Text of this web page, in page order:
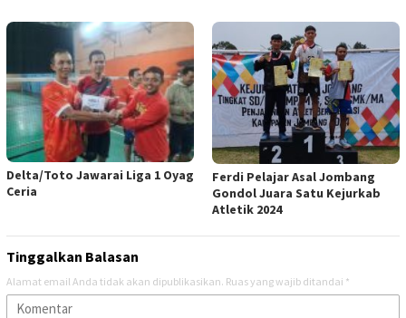
Delta/Toto Jawarai Liga 1 Oyag
Ceria
Ferdi Pelajar Asal Jombang
Gondol Juara Satu Kejurkab
Atletik 2024
Tinggalkan Balasan
Alamat email Anda tidak akan dipublikasikan. Ruas yang wajib ditandai *